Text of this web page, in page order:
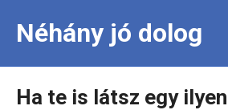
Néhány jó dolog
Ha te is látsz egy ilyen